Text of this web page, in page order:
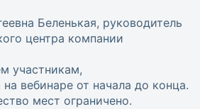
Беленькая, руководитель
центра компании
участникам,
вебинаре от начала до конца.
мест ограничено.